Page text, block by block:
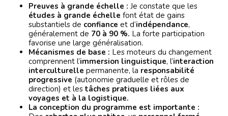
Preuves à grande échelle : Je constate que les
études à grande échelle font état de gains
substantiels de confiance et d’indépendance,
généralement de 70 à 90 %. La forte participation
favorise une large généralisation.
Mécanismes de base : Les moteurs du changement
comprennent l’immersion linguistique, l’interaction
interculturelle permanente, la responsabilité
progressive (autonomie graduelle et rôles de
direction) et les tâches pratiques liées aux
voyages et à la logistique.
La conception du programme est importante :